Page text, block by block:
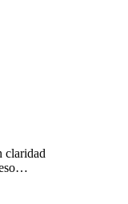
claridad